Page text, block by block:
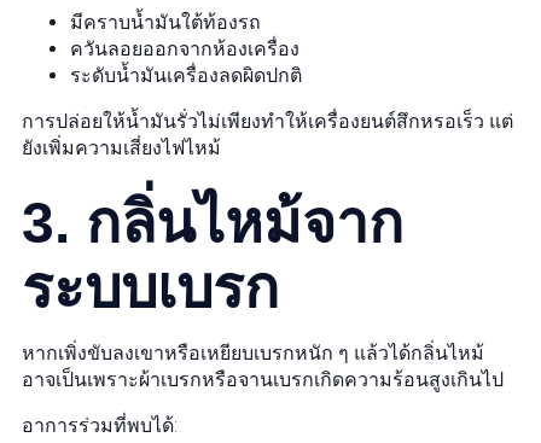
มีคราบน้ำมันใต้ท้องรถ
ควันลอยออกจากห้องเครื่อง
ระดับน้ำมันเครื่องลดผิดปกติ
การปล่อยให้น้ำมันรั่วไม่เพียงทำให้เครื่องยนต์สึกหรอเร็ว แต่
ยังเพิ่มความเสี่ยงไฟไหม้
3. กลิ่นไหม้จาก
ระบบเบรก
หากเพิ่งขับลงเขาหรือเหยียบเบรกหนัก ๆ แล้วได้กลิ่นไหม้
อาจเป็นเพราะผ้าเบรกหรือจานเบรกเกิดความร้อนสูงเกินไป
อาการร่วมที่พบได้: